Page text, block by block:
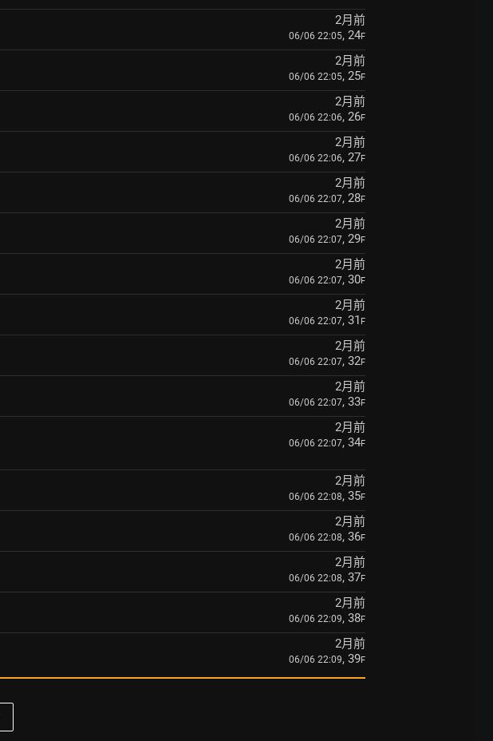
2月前
06/06 22:05, 24F
2月前
06/06 22:05, 25F
2月前
06/06 22:06, 26F
2月前
06/06 22:06, 27F
2月前
06/06 22:07, 28F
2月前
06/06 22:07, 29F
2月前
06/06 22:07, 30F
2月前
06/06 22:07, 31 F
2月前
06/06 22:07, 32F
2月前
06/06 22:07, 33F
2月前
06/06 22:07, 34F
2月前
06/06 22:08, 35F
2月前
06/06 22:08, 36F
2月前
06/06 22:08, 37F
2月前
06/06 22:09, 38F
2月前
06/06 22:09, 39F